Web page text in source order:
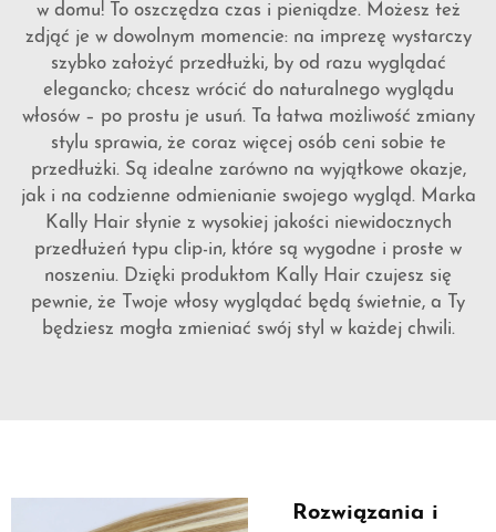
w domu! To oszczędza czas i pieniądze. Możesz też
zdjąć je w dowolnym momencie: na imprezę wystarczy
szybko założyć przedłużki, by od razu wyglądać
elegancko; chcesz wrócić do naturalnego wyglądu
włosów – po prostu je usuń. Ta łatwa możliwość zmiany
stylu sprawia, że coraz więcej osób ceni sobie te
przedłużki. Są idealne zarówno na wyjątkowe okazje,
jak i na codzienne odmienianie swojego wygląd. Marka
Kally Hair słynie z wysokiej jakości niewidocznych
przedłużeń typu clip-in, które są wygodne i proste w
noszeniu. Dzięki produktom Kally Hair czujesz się
pewnie, że Twoje włosy wyglądać będą świetnie, a Ty
będziesz mogła zmieniać swój styl w każdej chwili.
Rozwiązania i